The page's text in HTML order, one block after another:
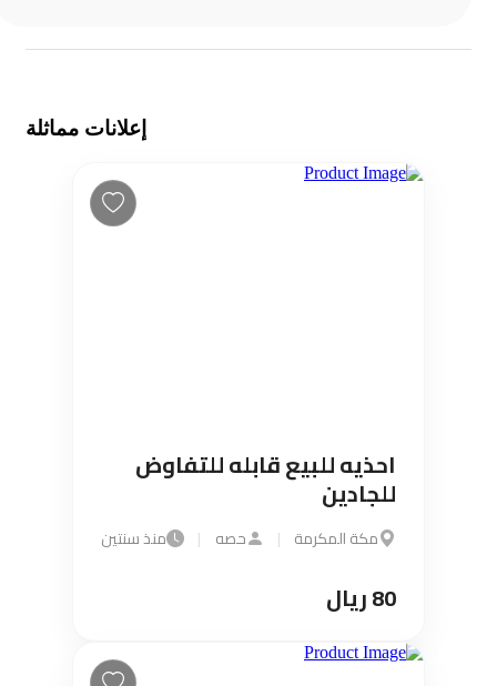
إعلانات مماثلة
احذيه للبيع قابله للتفاوض
للجادين
مكة المكرمة | حصه | منذ سنتين
80 ريال